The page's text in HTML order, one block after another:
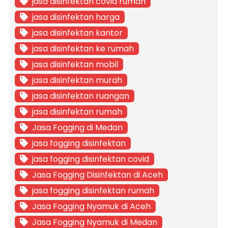
jasa disinfektan harga
jasa disinfektan kantor
jasa disinfektan ke rumah
jasa disinfektan mobil
jasa disinfektan murah
jasa disinfektan ruangan
jasa disinfektan rumah
Jasa Fogging di Medan
jasa fogging disinfektan
jasa fogging disinfektan covid
Jasa Fogging Disinfektan di Aceh
jasa fogging disinfektan rumah
Jasa Fogging Nyamuk di Aceh
Jasa Fogging Nyamuk di Medan